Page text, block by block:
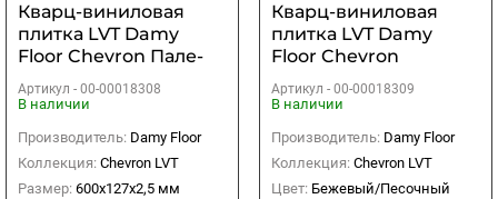
Кварц-виниловая
плитка LVT Damy
Floor Chevron Пале-
Рояль
Артикул - 00-00018308
В наличии
Производитель: Damy Floor
Коллекция: Chevron LVT
Размер: 600х127х2,5 мм
Кварц-виниловая
плитка LVT Damy
Floor Chevron
Тюильри
Артикул - 00-00018309
В наличии
Производитель: Damy Floor
Коллекция: Chevron LVT
Цвет: Бежевый/Песочный